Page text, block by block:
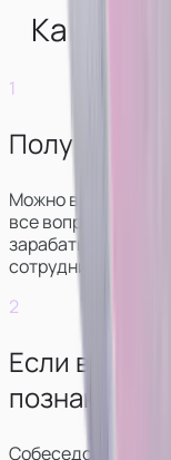
Как
1
Получите
Можно в чате или
все вопросы,
зарабатывают
сотрудничества.
2
Если всё
Собеседование